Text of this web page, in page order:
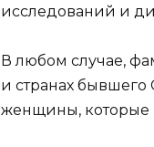
исследований и
В любом случае,
и странах бывшего
женщины, которые